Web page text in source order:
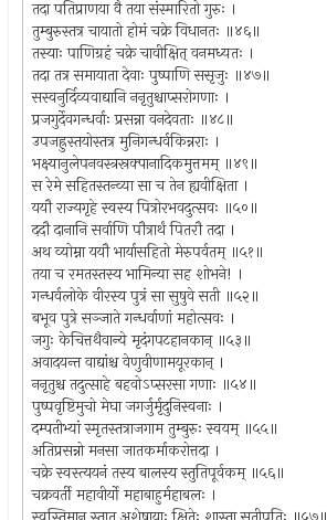
तदा पतिप्राणया वै तया संस्मारितो गुरुः ।
तुम्बुरुस्तत्र चायातो होमं चक्रे विधानतः ॥४६॥
तस्याः पाणिग्रहं चक्रे चावीक्षित् वनमध्यतः ।
तदा तत्र समायाता देवाः पुष्पाणि ससृजुः ॥४७॥
सस्वनुर्दिव्यवाद्यानि ननृतुश्चाप्सरोगणाः ।
प्रजगुर्देवगन्धर्वाः प्रसन्ना वनदेवताः ॥४८॥
उपजह्रुस्तयोस्तत्र मुनिगन्धर्वकिन्नराः ।
भक्ष्यानुलेपनवस्त्रस्रक्पानादिकमुत्तमम् ॥४९॥
स रेमे सहितस्तन्व्या सा च तेन ह्यवीक्षिता ।
ययौ राज्यगृहे स्वस्य पित्रोरभवदुत्सवः ॥५०॥
ददौ दानानि सर्वाणि पौत्रार्थं पितरौ तदा ।
अथ व्योम्ना ययौ भार्यासहितो मेरुपर्वतम् ॥५१॥
तया च रमतस्तस्य भामिन्या सह शोभने! ।
गन्धर्वलोके वीरस्य पुत्रं सा सुषुवे सती ॥५२॥
बभूव पुत्रे सञ्जाते गन्धर्वाणां महोत्सवः ।
जगुः केचित्तथैवान्ये मृदंगपटहानकान् ॥५३॥
अवादयन्त वाद्यांश्च वेणुवीणामयूरकान् ।
ननृतुश्च तदुत्साहे बहवोऽप्सरसा गणाः ॥५४॥
पुष्पवृष्टिमुचो मेघा जगर्जुर्मृदुनिस्वनाः ।
दम्पतीभ्यां स्मृतस्तत्राजगाम तुम्बुरुः स्वयम् ॥५५॥
अतिप्रसन्नो मनसा जातकर्माकरोत्तदा ।
चक्रे स्वस्त्ययनं तस्य बालस्य स्तुतिपूर्वकम् ॥५६॥
चक्रवर्ती महावीर्यो महाबाहुर्महाबलः ।